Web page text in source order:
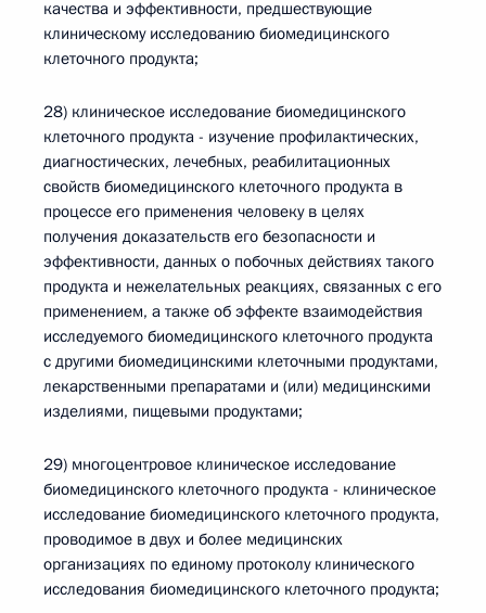
качества и эффективности, предшествующие
клиническому исследованию биомедицинского
клеточного продукта;
28) клиническое исследование биомедицинского
клеточного продукта - изучение профилактических,
диагностических, лечебных, реабилитационных
свойств биомедицинского клеточного продукта в
процессе его применения человеку в целях
получения доказательств его безопасности и
эффективности, данных о побочных действиях такого
продукта и нежелательных реакциях, связанных с его
применением, а также об эффекте взаимодействия
исследуемого биомедицинского клеточного продукта
с другими биомедицинскими клеточными продуктами,
лекарственными препаратами и (или) медицинскими
изделиями, пищевыми продуктами;
29) многоцентровое клиническое исследование
биомедицинского клеточного продукта - клиническое
исследование биомедицинского клеточного продукта,
проводимое в двух и более медицинских
организациях по единому протоколу клинического
исследования биомедицинского клеточного продукта;